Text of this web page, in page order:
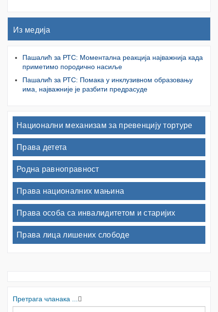
Из медија
Пашалић за РТС: Моментална реакција најважнија када
приметимо породично насиље
Пашалић за РТС: Помака у инклузивном образовању
има, најважније је разбити предрасуде
Национални механизам за превенцију тортуре
Права детета
Родна равноправност
Права националних мањина
Права особа са инвалидитетом и старијих
Права лица лишених слободе
Претрага чланака ...